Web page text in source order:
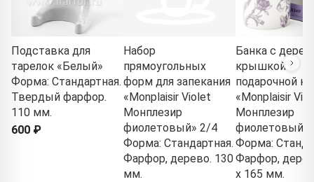
Подставка для
тарелок «Белый»
Форма: Стандартная.
Твердый фарфор.
110 мм.
600 ₽
Набор
прямоугольных
форм для запекания
«Monplaisir Violet
Монплезир
фиолетовый» 2/4
Форма: Стандартная.
Фарфор, дерево. 130
мм.
Банка с
крышкой в
подарочной
«Monplaisir
Монплезир
фиолетовый»
Форма:
Фарфор,
x 165 мм.